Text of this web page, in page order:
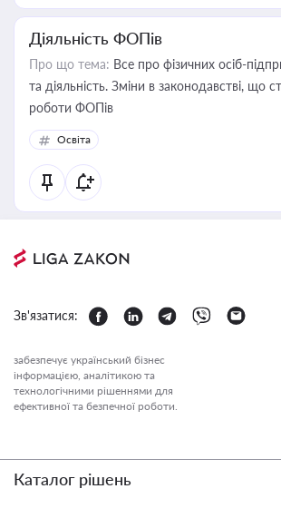
Діяльність ФОПів
Про що тема: Все про фізичних осіб-
та діяльність. Зміни в законодавстві, що
роботи ФОПів
Освіта
Зв'язатися:
забезпечує український бізнес
інформацією, аналітикою та
технологічними рішеннями для
ефективної та безпечної роботи.
Каталог рішень